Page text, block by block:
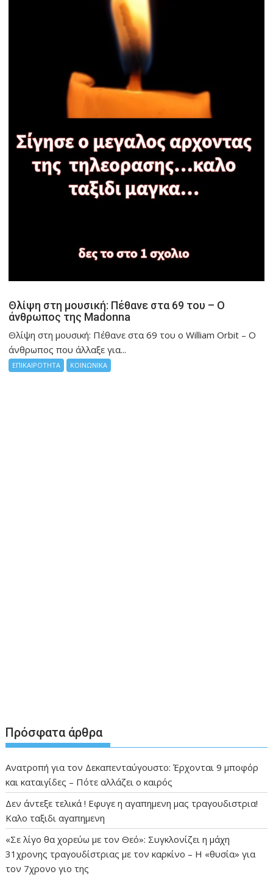
Θλίψη στη μουσική: Πέθανε στα 69 του – Ο
άνθρωπος της Madonna
Θλίψη στη μουσική: Πέθανε στα 69 του ο William Orbit – Ο
άνθρωπος που άλλαξε για...
ΕΠΙΚΑΙΡΟΤΗΤΑ ΚΟΙΝΩΝΙΚΑ
Πρόσφατα άρθρα
Ανατροπή για τον Δεκαπενταύγουστο: Έρχονται 9 μποφόρ
και καταιγίδες – Πότε αλλάζει ο καιρός
Δεν άντεξε τελικά ! Εφυγε η αγαπημενη μας τραγουδιστρια!
Καλο ταξιδι αγαπημενη
«Σε λίγο θα χορεύω με τον Θεό»: Συγκλονίζει η μάχη
31χρονης τραγουδίστριας με τον καρκίνο – Η «θυσία» για
τον 7χρονο γιο της